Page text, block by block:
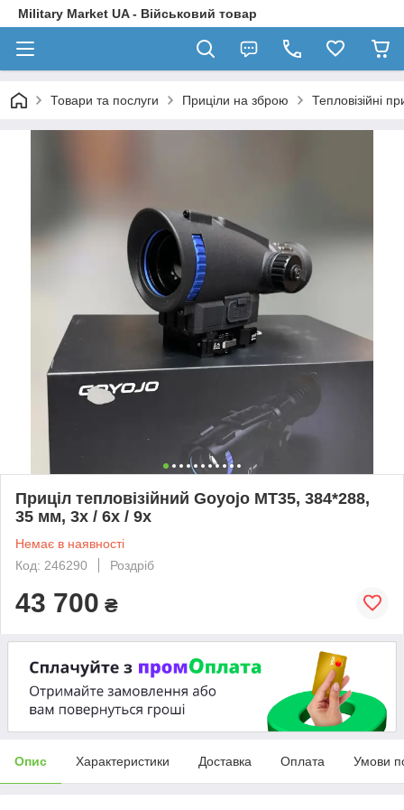
Military Market UA - Військовий товар
Товари та послуги Приціли на зброю Тепловізійні
Приціл тепловізійний Goyojo MT35, 384*288,
35 мм, 3х / 6х / 9х
Немає в наявності
Код: 246290
Роздріб
43 700 ₴
Опис Характеристики Доставка Оплата Умови